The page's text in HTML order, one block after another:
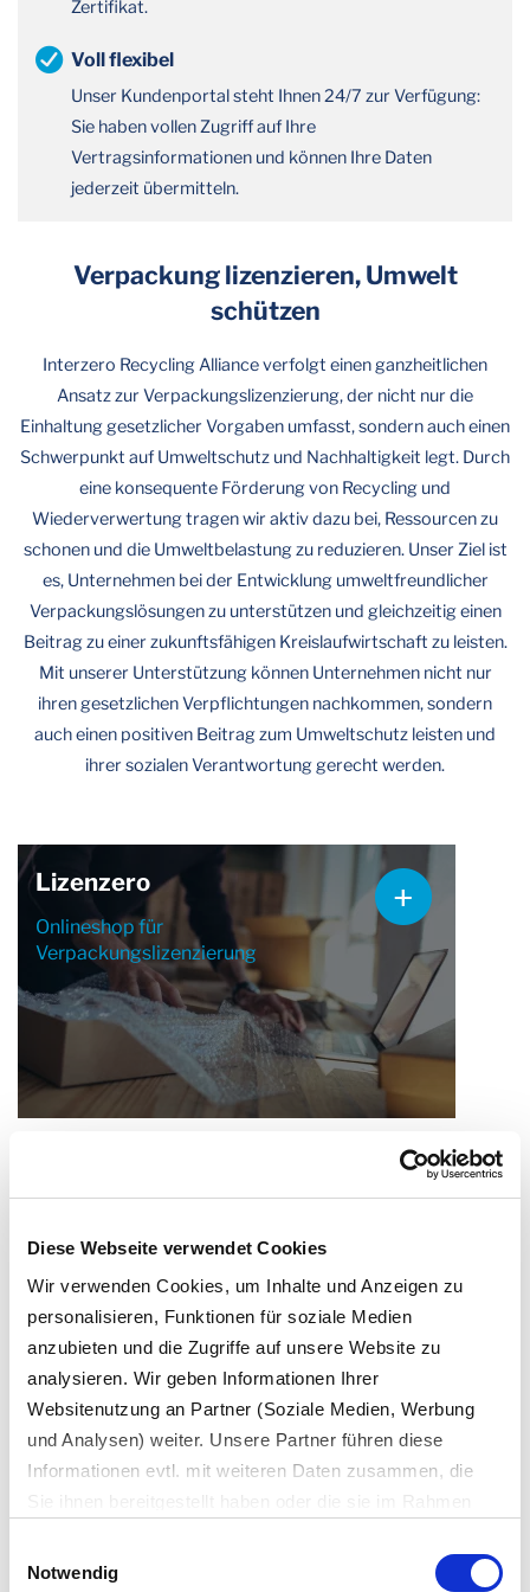
Diese Webseite verwendet Cookies
Wir verwenden Cookies, um Inhalte und Anzeigen zu
personalisieren, Funktionen für soziale Medien
anzubieten und die Zugriffe auf unsere Website zu
analysieren. Wir geben Informationen Ihrer
Websitenutzung an Partner (Soziale Medien, Werbung
und Analysen) weiter. Unsere Partner führen diese
Informationen evtl. mit weiteren Daten zusammen, die
Sie ihnen bereitgestellt haben oder die sie im Rahmen
Es werden bei der Nutzung unserer Website Daten in die
Notwendig
Zertifikat.
Voll flexibel
Unser Kundenportal steht Ihnen 24/7 zur Verfügung:
Sie haben vollen Zugriff auf Ihre
Vertragsinformationen und können Ihre Daten
jederzeit übermitteln.
Verpackung lizenzieren, Umwelt
schützen
Interzero Recycling Alliance verfolgt einen ganzheitlichen
Ansatz zur Verpackungslizenzierung, der nicht nur die
Einhaltung gesetzlicher Vorgaben umfasst, sondern auch einen
Schwerpunkt auf Umweltschutz und Nachhaltigkeit legt. Durch
eine konsequente Förderung von Recycling und
Wiederverwertung tragen wir aktiv dazu bei, Ressourcen zu
schonen und die Umweltbelastung zu reduzieren. Unser Ziel ist
es, Unternehmen bei der Entwicklung umweltfreundlicher
Verpackungslösungen zu unterstützen und gleichzeitig einen
Beitrag zu einer zukunftsfähigen Kreislaufwirtschaft zu leisten.
Mit unserer Unterstützung können Unternehmen nicht nur
ihren gesetzlichen Verpflichtungen nachkommen, sondern
auch einen positiven Beitrag zum Umweltschutz leisten und
ihrer sozialen Verantwortung gerecht werden.
Lizenzero
Onlineshop für
Verpackungslizenzierung
Europaweite Lizenzierung
Verpackungen rechtssicher in Umlauf
Zentrale Stelle
So funktioniert die ZSVR